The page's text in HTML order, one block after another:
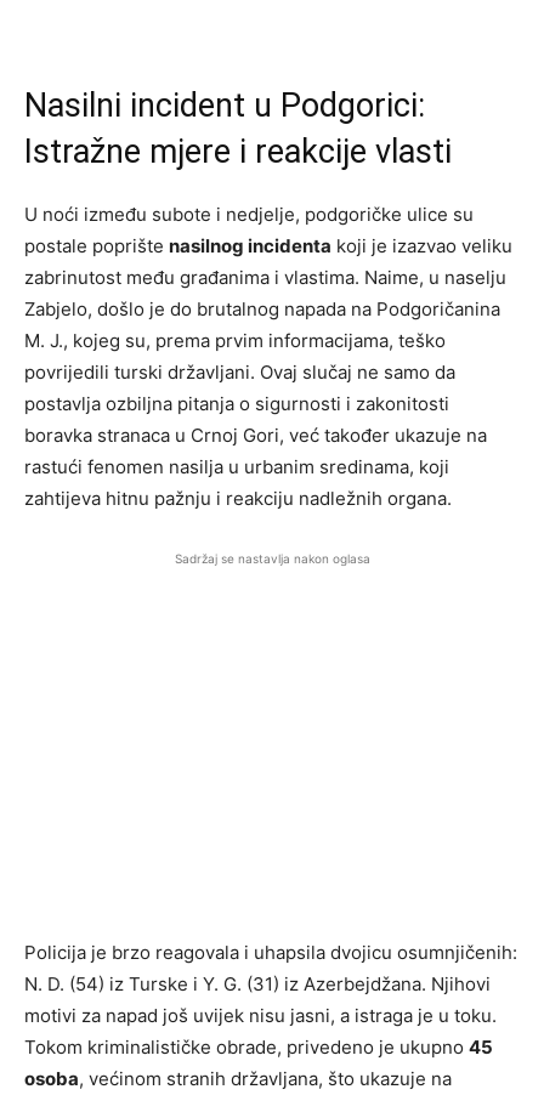
Nasilni incident u Podgorici:
Istražne mjere i reakcije vlasti
U noći između subote i nedjelje, podgoričke ulice su
postale poprište nasilnog incidenta koji je izazvao veliku
zabrinutost među građanima i vlastima. Naime, u naselju
Zabjelo, došlo je do brutalnog napada na Podgoričanina
M. J., kojeg su, prema prvim informacijama, teško
povrijedili turski državljani. Ovaj slučaj ne samo da
postavlja ozbiljna pitanja o sigurnosti i zakonitosti
boravka stranaca u Crnoj Gori, već također ukazuje na
rastući fenomen nasilja u urbanim sredinama, koji
zahtijeva hitnu pažnju i reakciju nadležnih organa.
Sadržaj se nastavlja nakon oglasa
Policija je brzo reagovala i uhapsila dvojicu osumnjičenih:
N. D. (54) iz Turske i Y. G. (31) iz Azerbejdžana. Njihovi
motivi za napad još uvijek nisu jasni, a istraga je u toku.
Tokom kriminalističke obrade, privedeno je ukupno 45
osoba, većinom stranih državljana, što ukazuje na